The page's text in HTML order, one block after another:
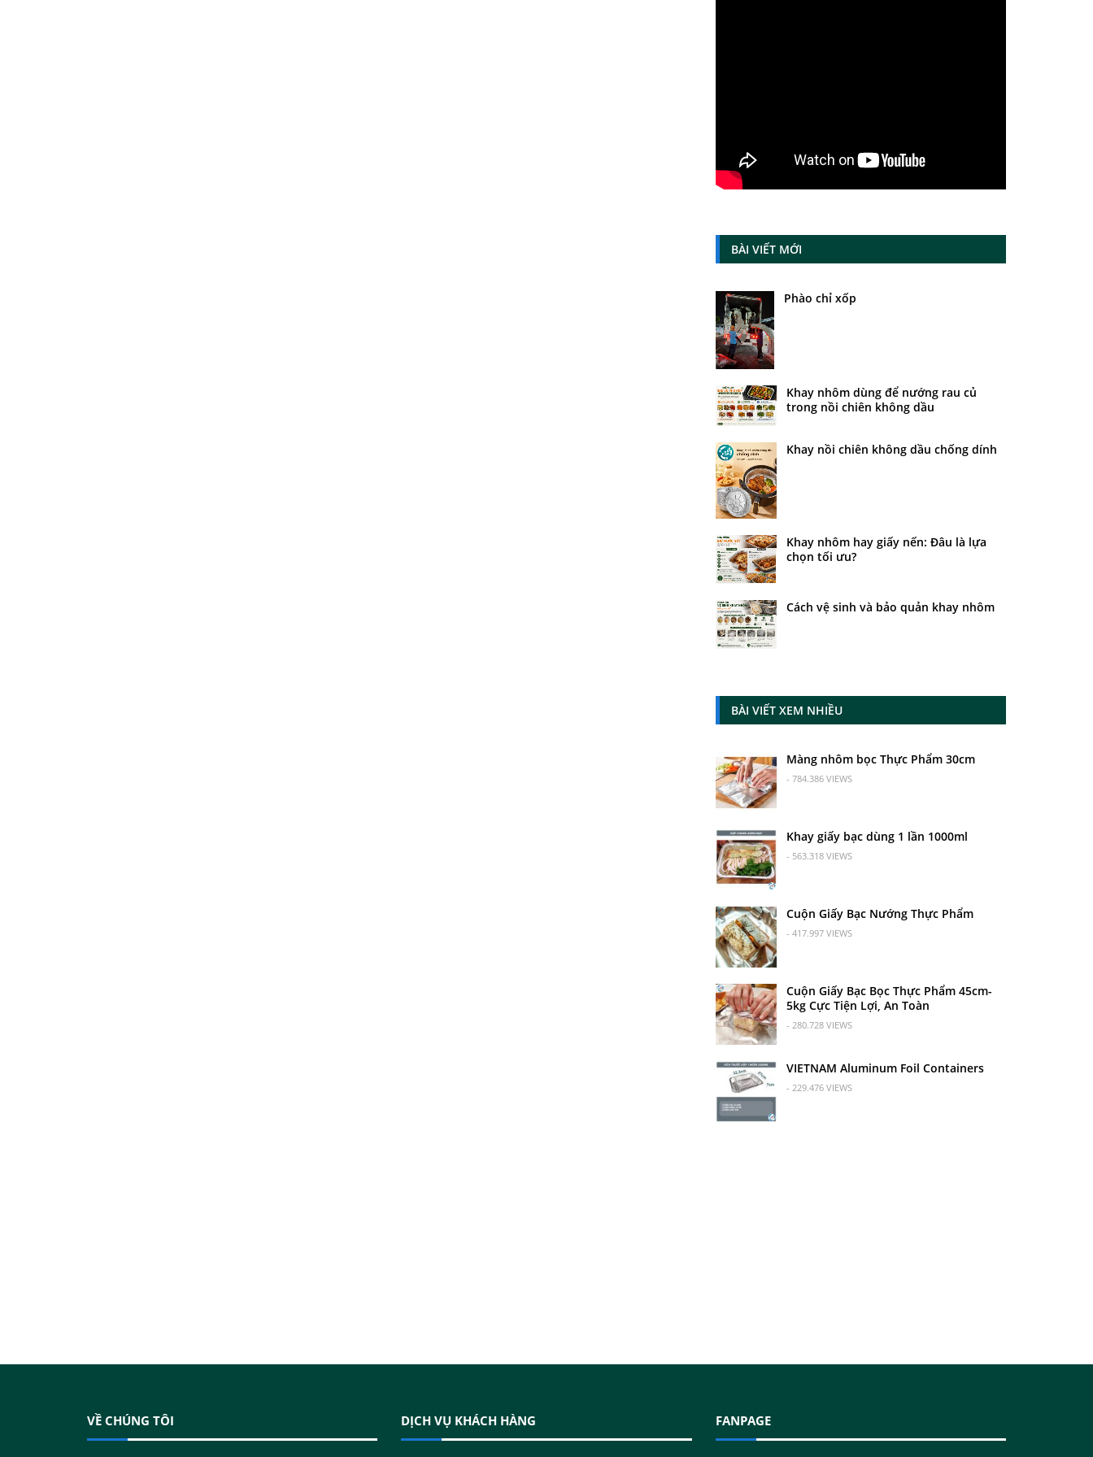
BÀI VIẾT MỚI
Phào chỉ xốp
Khay nhôm dùng để nướng rau củ
trong nồi chiên không dầu
Khay nồi chiên không dầu chống dính
Khay nhôm hay giấy nến: Đâu là lựa
chọn tối ưu?
Cách vệ sinh và bảo quản khay nhôm
BÀI VIẾT XEM NHIỀU
Màng nhôm bọc Thực Phẩm 30cm
- 784.386 VIEWS
Khay giấy bạc dùng 1 lần 1000ml
- 563.318 VIEWS
Cuộn Giấy Bạc Nướng Thực Phẩm
- 417.997 VIEWS
Cuộn Giấy Bạc Bọc Thực Phẩm 45cm-
5kg Cực Tiện Lợi, An Toàn
- 280.728 VIEWS
VIETNAM Aluminum Foil Containers
- 229.476 VIEWS
VỀ CHÚNG TÔI DỊCH VỤ KHÁCH HÀNG FANPAGE